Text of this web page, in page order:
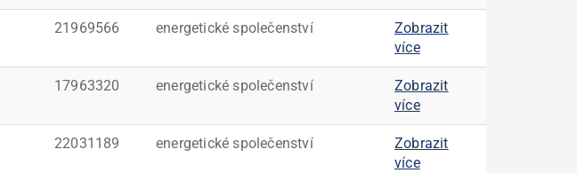
21969566 energetické společenství
Zobrazit
více
17963320 energetické společenství
Zobrazit
více
22031189 energetické společenství
Zobrazit
více